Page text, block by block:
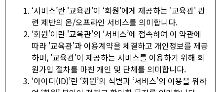
‘서비스’란 '교육관'이 ‘회원’에게 제공하는 '교육관' 관
련 제반의 온/오프라인 서비스를 의미합니다.
‘회원’이란 '교육관'의 ‘서비스’에 접속하여 이 약관에
따라 '교육관'과 이용계약을 체결하고 개인정보를 제공
하며, '교육관'이 제공하는 서비스를 이용하기 위해 회
원가입 절차를 마친 개인 및 단체를 의미합니다.
‘아이디(ID)’란 ‘회원’의 식별과 ‘서비스’의 이용을 위하